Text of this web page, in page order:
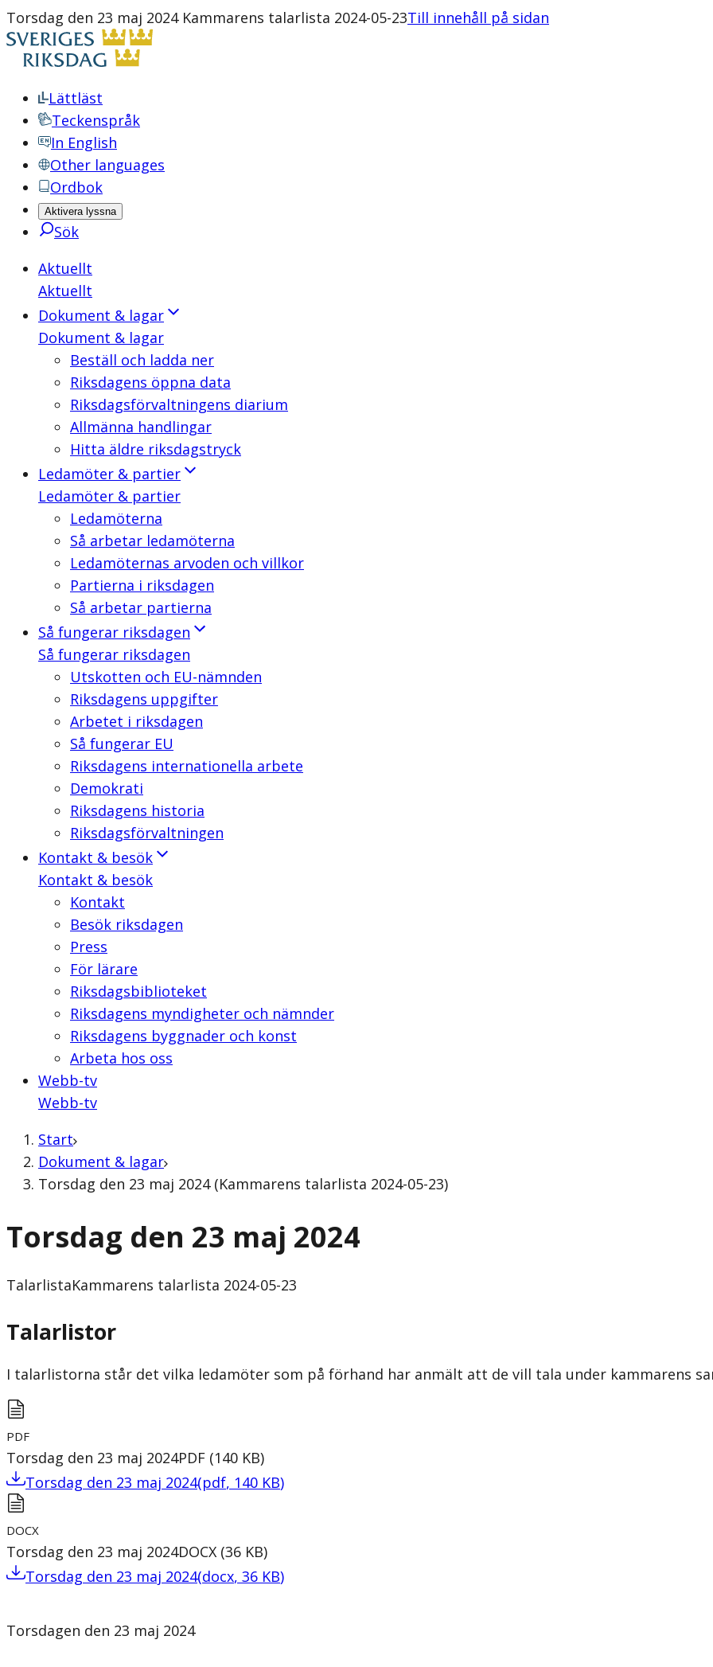
Torsdag den 23 maj 2024 Kammarens talarlista 2024-05-23Till innehåll på sidan
Lättläst
Teckenspråk
In English
Other languages
Ordbok
Aktivera lyssna
Sök
Aktuellt
Aktuellt
Dokument & lagar
Dokument & lagar
Beställ och ladda ner
Riksdagens öppna data
Riksdagsförvaltningens diarium
Allmänna handlingar
Hitta äldre riksdagstryck
Ledamöter & partier
Ledamöter & partier
Ledamöterna
Så arbetar ledamöterna
Ledamöternas arvoden och villkor
Partierna i riksdagen
Så arbetar partierna
Så fungerar riksdagen
Så fungerar riksdagen
Utskotten och EU-nämnden
Riksdagens uppgifter
Arbetet i riksdagen
Så fungerar EU
Riksdagens internationella arbete
Demokrati
Riksdagens historia
Riksdagsförvaltningen
Kontakt & besök
Kontakt & besök
Kontakt
Besök riksdagen
Press
För lärare
Riksdagsbiblioteket
Riksdagens myndigheter och nämnder
Riksdagens byggnader och konst
Arbeta hos oss
Webb-tv
Webb-tv
Start
Dokument & lagar
Torsdag den 23 maj 2024 (Kammarens talarlista 2024-05-23)
Torsdag den 23 maj 2024
TalarlistaKammarens talarlista 2024-05-23
Talarlistor
I talarlistorna står det vilka ledamöter som på förhand har anmält att de vill tala under kammarens
PDF
Torsdag den 23 maj 2024PDF (140 KB)
Torsdag den 23 maj 2024(pdf, 140 KB)
DOCX
Torsdag den 23 maj 2024DOCX (36 KB)
Torsdag den 23 maj 2024(docx, 36 KB)
Torsdagen den 23 maj 2024